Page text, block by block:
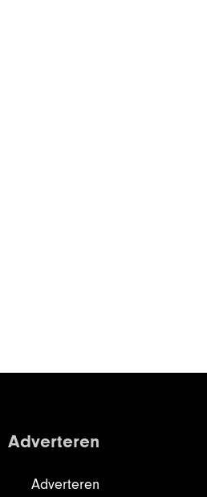
Adverteren
Adverteren